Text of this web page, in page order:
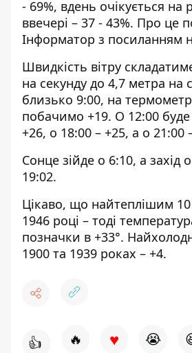
- 69%, вдень очікується на
ввечері – 37 - 43%. Про це
Інформатор з посиланням
Швидкість вітру
на секунду до 4,7 метра на
близько 9:00, на
побачимо +19. О 12:00 буде
+26, о 18:00 – +25, а о 21:00
Сонце зійде о 6:10, а захід
19:02.
Цікаво, що найтеплішим
1946 році – тоді
позначки в +33°.
1900 та 1939 роках – +4.
👍 🔥 ♥ 😭